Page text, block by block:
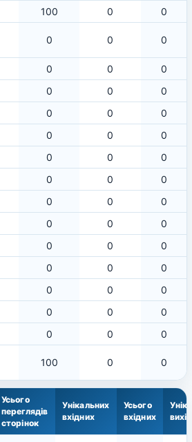
100 0
0
0 0 0
0 0
0
0 0
0
0 0
0
0 0
0
0 0
0
0 0
0
0 0
0
0 0
0
0 0
0
0 0
0
0 0
0
0 0
0
0 0
0
100 0 0
Усього
переглядів
сторінок
Унікальних
вхідних
Усього
вхідних